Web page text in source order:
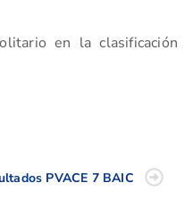
en la clasificación
PVACE 7 BAIC